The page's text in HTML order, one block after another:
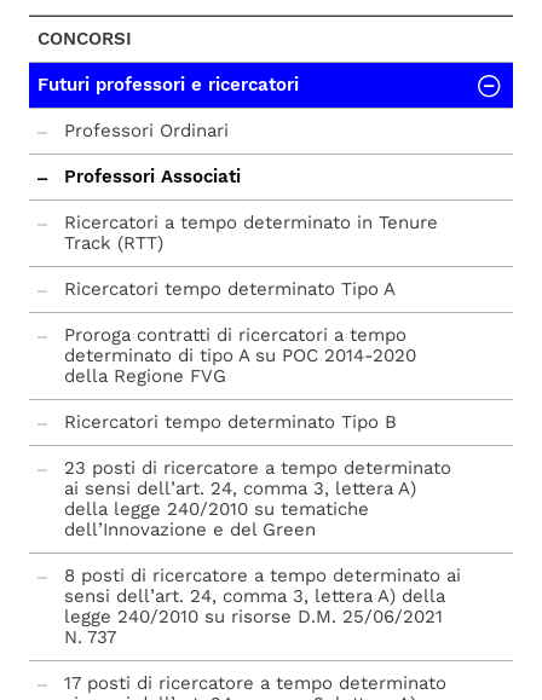
CONCORSI
Futuri professori e ricercatori
Professori Ordinari
Professori Associati
Ricercatori a tempo determinato in Tenure
Track (RTT)
Ricercatori tempo determinato Tipo A
Proroga contratti di ricercatori a tempo
determinato di tipo A su POC 2014-2020
della Regione FVG
Ricercatori tempo determinato Tipo B
23 posti di ricercatore a tempo determinato
ai sensi dell’art. 24, comma 3, lettera A)
della legge 240/2010 su tematiche
dell’Innovazione e del Green
8 posti di ricercatore a tempo determinato ai
sensi dell’art. 24, comma 3, lettera A) della
legge 240/2010 su risorse D.M. 25/06/2021
N. 737
17 posti di ricercatore a tempo determinato